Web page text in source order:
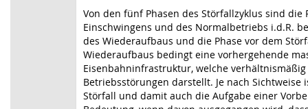
Von den fünf Phasen des Störfallzyklus sind die
Einschwingens und des Normalbetriebs i.d.R.
des Wiederaufbaus und die Phase vor dem
Wiederaufbaus bedingt eine vorhergehende
Eisenbahninfrastruktur, welche
Betriebsstörungen darstellt. Je nach Sichtweise
Störfall und damit auch die Aufgabe einer